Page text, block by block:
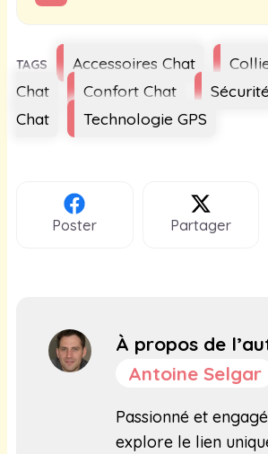
Étiquettes
Accessoires Chat
Chat
Confort Chat
Chat
Technologie GPS
Poster Partager
À propos de
Antoine Selgar
Passionné et
explore le lien